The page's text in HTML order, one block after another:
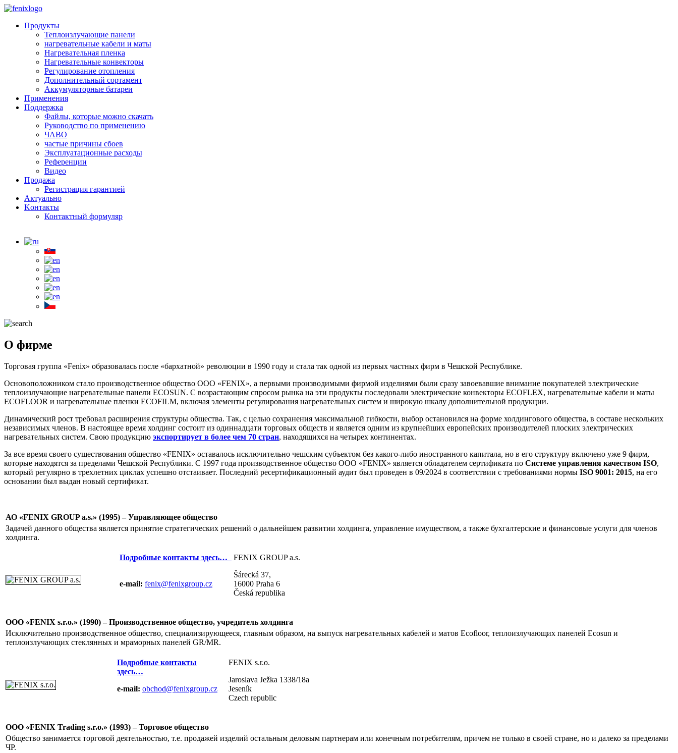
Skip to main content
Продукты
Теплоизлучающие панели
нагревательные кабели и маты
Нагревательная пленка
Нагревательные конвекторы
Регулирование отопления
Дополнительный сортамент
Аккумуляторные батареи
Применения
Поддержкa
Файлы, которые можно скачать
Руководство по применению
ЧАВО
частые причины сбоев
Эксплуатационные расходы
Pеференции
Видео
Продажа
Регистрация гарантией
Aктуально
Kонтакты
Контактный формуляр
О фирме
Торговая группа «Fenix» образовалась после «бархатной» революции в 1990 году и стала так одной из первых частных фирм в Чешской Республике.
Основоположником стало производственное общество ООО «FENIX», а первыми производимыми фирмой изделиями были сразу завоевавшие внимание покупателей электрические
теплоизлучающие нагревательные панели ECOSUN. С возрастающим спросом рынка на эти продукты последовали электрические конвекторы ECOFLEX, нагревательные кабели и маты
ECOFLOOR и нагревательные пленки ECOFILM, включая элементы регулирования нагревательных систем и широкую шкалу дополнительной продукции.
Динамический рост требовал расширения структуры общества. Так, с целью сохранения максимальной гибкости, выбор остановился на форме холдингового общества, в составе нескольких
независимых членов. В настоящее время холдинг состоит из одиннадцати торговых обществ и является одним из крупнейших европейских производителей плоских электрических
нагревательных систем. Свою продукцию экспортирует в более чем 70 стран, находящихся на четырех континентах.
За все время своего существования общество «FENIX» оставалось исключительно чешским субъектом без какого-либо иностранного капитала, но в его структуру включено уже 9 фирм,
которые находятся за пределами Чешской Республики. С 1997 года производственное общество ООО «FENIX» является обладателем сертификата по Системе управления качеством ISO,
который регулярно в трехлетних циклах успешно отстаивает. Последний ресертификационный аудит был проведен в 09/2024 в соответствии с требованиями нормы ISO 9001: 2015, на его
основании был выдан новый сертификат.
АО «FENIX GROUP a.s.» (1995) – Управляющее общество
Задачей данного общества является принятие стратегических решений о дальнейшем развитии холдинга, управление имуществом, а также бухгалтерские и финансовые услуги для членов
холдинга.
Подробные контакты здесь…
e-mail: fenix@fenixgroup.cz
FENIX GROUP a.s.
Šárecká 37,
16000 Praha 6
Česká republika
ООО «FENIX s.r.o.» (1990) – Производственное общество, учредитель холдинга
Исключительно производственное общество, специализирующееся, главным образом, на выпуск нагревательных кабелей и матов Ecofloor, теплоизлучающих панелей Ecosun и
теплоизлучающих стеклянных и мраморных панелей GR/MR.
Подробные контакты
здесь…
e-mail: obchod@fenixgroup.cz
FENIX s.r.o.
Jaroslava Ježka 1338/18a
Jeseník
Czech republic
ООО «FENIX Trading s.r.o.» (1993) – Торговое общество
Общество занимается торговой деятельностью, т.е. продажей изделий остальным деловым партнерам или конечным потребителям, причем не только в своей стране, но и далеко за пределами
ЧР.